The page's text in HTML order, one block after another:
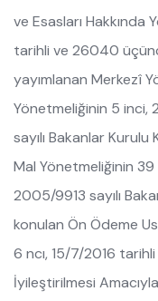
ve Esasları Hakkında
tarihli ve 26040
yayımlanan Merkezî
Yönetmeliğinin 5 inci,
sayılı Bakanlar Kurulu
Mal Yönetmeliğinin
2005/9913 sayılı
konulan Ön Ödeme
6 ncı, 15/7/2016 tarihli
İyileştirilmesi